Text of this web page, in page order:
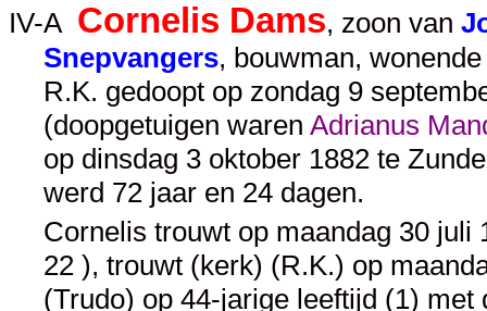
IV-A Cornelis Dams, zoon van
Snepvangers, bouwman,
R.K. gedoopt op zondag 9
(doopgetuigen waren Adrianus
op dinsdag 3 oktober 1882 te
werd 72 jaar en 24 dagen.
Cornelis trouwt op maandag 30
22 ), trouwt (kerk) (R.K.) op
(Trudo) op 44-jarige leeftijd (1)